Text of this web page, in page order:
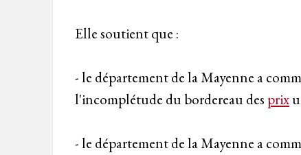
Elle soutient que :
- le département de la Mayenne a
l'incomplétude du bordereau des prix
- le département de la Mayenne a